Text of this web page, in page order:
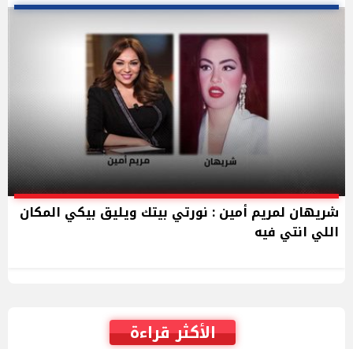
شريهان لمريم أمين : نورتي بيتك ويليق بيكي المكان
اللي انتي فيه
الأكثر قراءة